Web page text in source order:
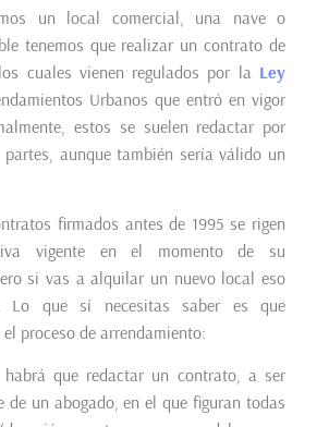
un local comercial, una nave o
tenemos que realizar un contrato de
cuales vienen regulados por la Ley
Urbanos que entró en vigor
estos se suelen redactar por
aunque también sería válido un
firmados antes de 1995 se rigen
vigente en el momento de su
si vas a alquilar un nuevo local eso
Lo que sí necesitas saber es que
proceso de arrendamiento:
que redactar un contrato, a ser
de un abogado, en el que figuran todas